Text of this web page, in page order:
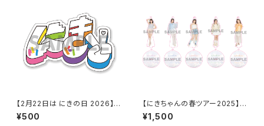
【2月22日は にきの日 2026】き
にちゃんロゴ7色ver. クリアス
テッカー
¥500
【にきちゃんの春ツアー2025】
高萩コーディネート アクリルス
タンドキーホルダー
¥1,500